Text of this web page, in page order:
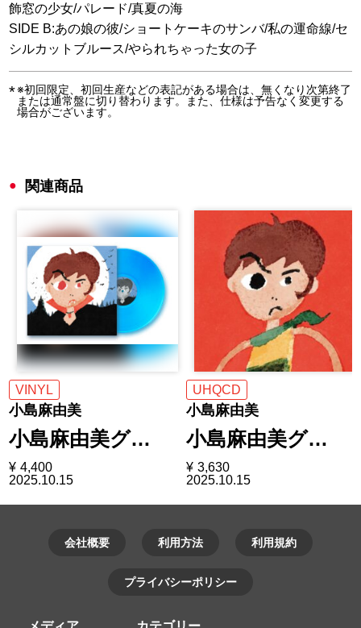
飾窓の少女/パレード/真夏の海
SIDE B:あの娘の彼/ショートケーキのサンバ/私の運命線/セ
シルカットブルース/やられちゃった女の子
※初回限定、初回生産などの表記がある場合は、無くなり次第終了
または通常盤に切り替わります。また、仕様は予告なく変更する
場合がございます。
関連商品
VINYL
小島麻由美
小島麻由美グ…
¥ 4,400
2025.10.15
UHQCD
小島麻由美
小島麻由美グ…
¥ 3,630
2025.10.15
会社概要 利用方法 利用規約
プライバシーポリシー